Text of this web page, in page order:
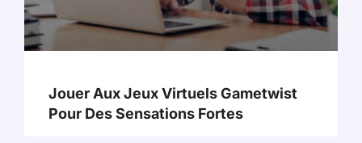
Jouer Aux Jeux Virtuels Gametwist
Pour Des Sensations Fortes